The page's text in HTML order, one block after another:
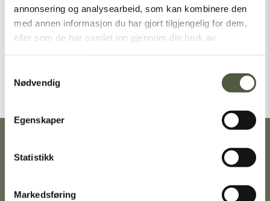
annonsering og analysearbeid, som kan kombinere den
med annen informasjon du har gjort tilgjengelig for dem,
eller som de har samlet inn gjennom din bruk av
Nødvendig
Egenskaper
Statistikk
Markedsføring
Nasjonalparker
Sommer
[vc_empty_space height=”1px”]
Ta gjerne turen innom Turistkontoret i
Engerdal sentrum for en trivelig prat,